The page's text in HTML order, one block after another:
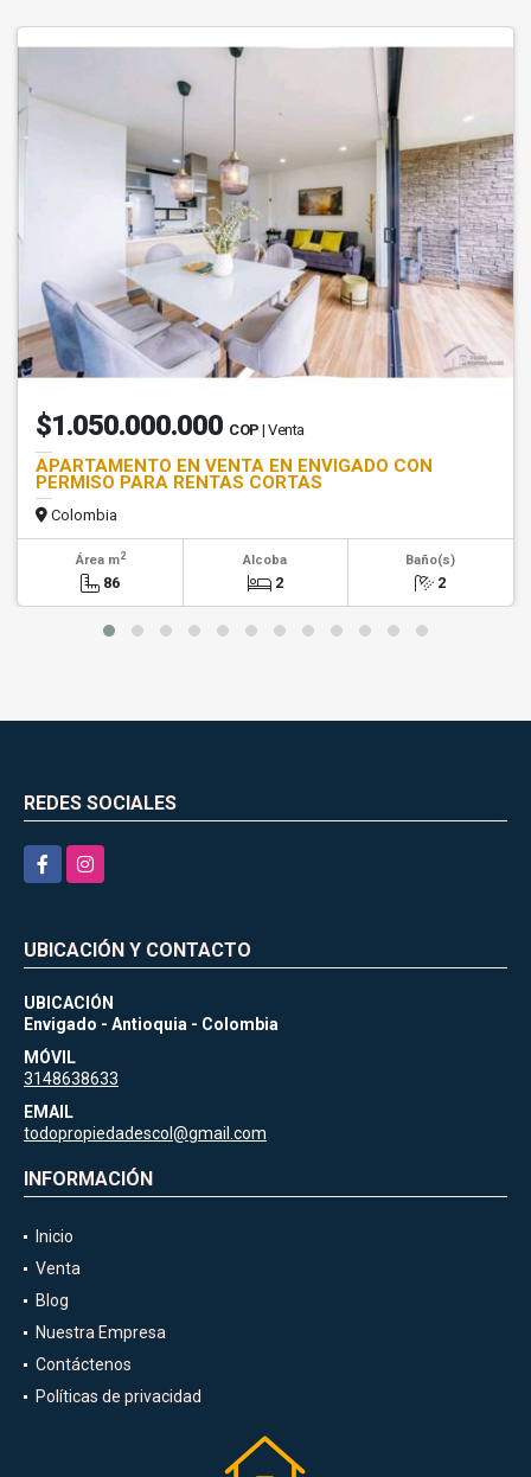
$1.050.000.000 COP | Venta
APARTAMENTO EN VENTA EN ENVIGADO CON
PERMISO PARA RENTAS CORTAS
Colombia
Área m2
86
Alcoba
2
Baño(s)
2
REDES SOCIALES
FacebookInstagram
UBICACIÓN
Envigado - Antioquia - Colombia
MÓVIL
3148638633
EMAIL
todopropiedadescol@gmail.com
Inicio
Venta
Blog
Nuestra Empresa
Contáctenos